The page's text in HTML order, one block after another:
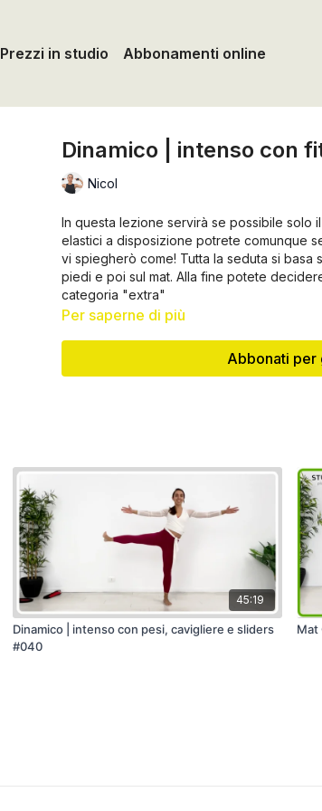
Prezzi in studio Abbonamenti online
Dinamico | intenso con
Nicol
In questa lezione servirà se possibile solo
elastici a disposizione potrete comunque
vi spiegherò come! Tutta la seduta si basa
piedi e poi sul mat. Alla fine potete
categoria "extra"
Per saperne di più
Abbonati per
45:19
Dinamico | intenso con pesi, cavigliere e sliders
#040
Mat